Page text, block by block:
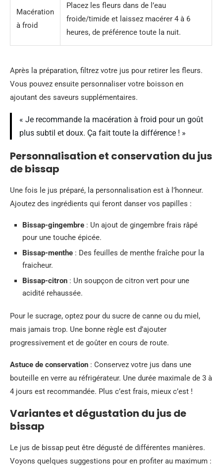
Macération
à froid
Placez les fleurs dans de l’eau
froide/timide et laissez macérer 4 à 6
heures, de préférence toute la nuit.
Après la préparation, filtrez votre jus pour retirer les fleurs.
Vous pouvez ensuite personnaliser votre boisson en
ajoutant des saveurs supplémentaires.
« Je recommande la macération à froid pour un goût
plus subtil et doux. Ça fait toute la différence ! »
Personnalisation et conservation du jus
de bissap
Une fois le jus préparé, la personnalisation est à l’honneur.
Ajoutez des ingrédients qui feront danser vos papilles :
Bissap-gingembre : Un ajout de gingembre frais râpé
pour une touche épicée.
Bissap-menthe : Des feuilles de menthe fraîche pour la
fraicheur.
Bissap-citron : Un soupçon de citron vert pour une
acidité rehaussée.
Pour le sucrage, optez pour du sucre de canne ou du miel,
mais jamais trop. Une bonne règle est d’ajouter
progressivement et de goûter en cours de route.
Astuce de conservation : Conservez votre jus dans une
bouteille en verre au réfrigérateur. Une durée maximale de 3 à
4 jours est recommandée. Plus c’est frais, mieux c’est !
Variantes et dégustation du jus de
bissap
Le jus de bissap peut être dégusté de différentes manières.
Voyons quelques suggestions pour en profiter au maximum :